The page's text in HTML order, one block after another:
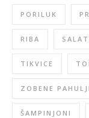
PORILUK
RIBA
TIKVICE
ZOBENE
ŠAMPINJONI